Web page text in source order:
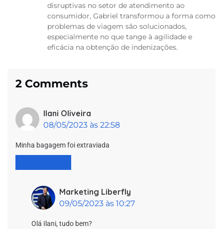
disruptivas no setor de atendimento ao
consumidor, Gabriel transformou a forma como
problemas de viagem são solucionados,
especialmente no que tange à agilidade e
eficácia na obtenção de indenizações.
2 Comments
Ilani Oliveira
08/05/2023 às 22:58
Minha bagagem foi extraviada
Marketing Liberfly
09/05/2023 às 10:27
Olá Ilani, tudo bem?